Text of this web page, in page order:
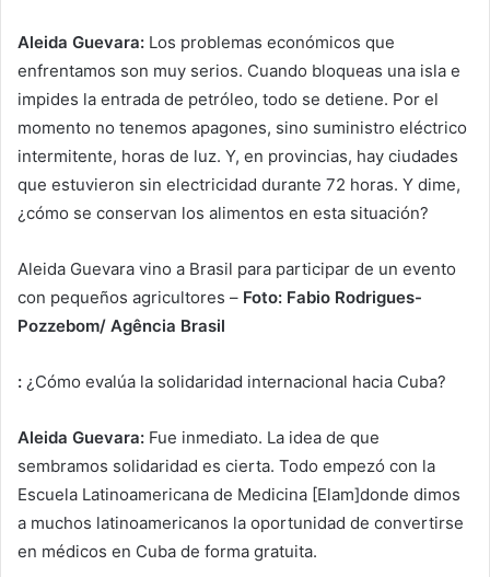
Aleida Guevara: Los problemas económicos que
enfrentamos son muy serios. Cuando bloqueas una isla e
impides la entrada de petróleo, todo se detiene. Por el
momento no tenemos apagones, sino suministro eléctrico
intermitente, horas de luz. Y, en provincias, hay ciudades
que estuvieron sin electricidad durante 72 horas. Y dime,
¿cómo se conservan los alimentos en esta situación?
Aleida Guevara vino a Brasil para participar de un evento
con pequeños agricultores – Foto: Fabio Rodrigues-
Pozzebom/ Agência Brasil
: ¿Cómo evalúa la solidaridad internacional hacia Cuba?
Aleida Guevara: Fue inmediato. La idea de que
sembramos solidaridad es cierta. Todo empezó con la
Escuela Latinoamericana de Medicina [Elam]donde dimos
a muchos latinoamericanos la oportunidad de convertirse
en médicos en Cuba de forma gratuita.